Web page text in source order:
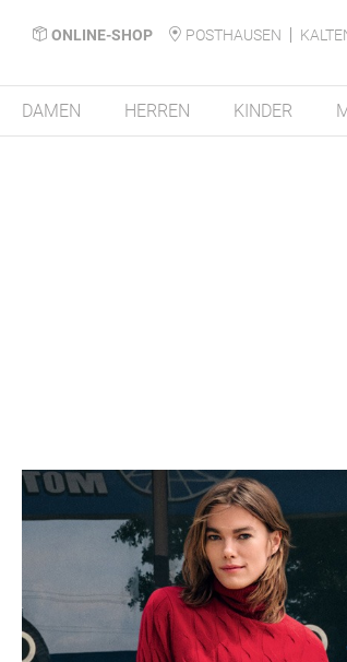
ONLINE-SHOP POSTHAUSEN
DAMEN HERREN KINDER